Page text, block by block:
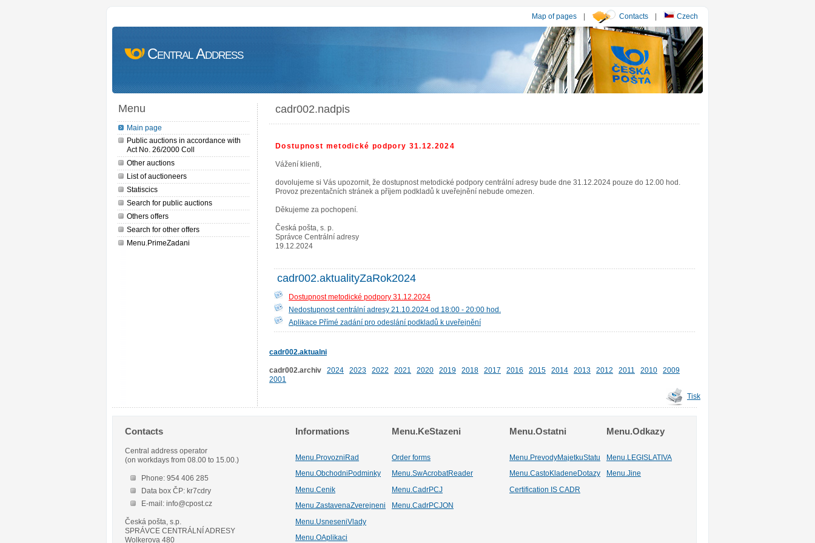
Map of pages | Contacts | Czech
Central Address
Menu
Main page
Public auctions in accordance with
Act No. 26/2000 Coll
Other auctions
List of auctioneers
Statiscics
Search for public auctions
Others offers
Search for other offers
Menu.PrimeZadani
cadr002.nadpis
Dostupnost metodické podpory 31.12.2024
Vážení klienti,
dovolujeme si Vás upozornit, že dostupnost metodické podpory centrální adresy bude dne 31.12.2024 pouze do 12.00 hod.
Provoz prezentačních stránek a příjem podkladů k uveřejnění nebude omezen.
Děkujeme za pochopení.
Česká pošta, s. p.
Správce Centrální adresy
19.12.2024
cadr002.aktualityZaRok2024
Dostupnost metodické podpory 31.12.2024
Nedostupnost centrální adresy 21.10.2024 od 18:00 - 20:00 hod.
Aplikace Přímé zadání pro odeslání podkladů k uveřejnění
cadr002.aktualni
cadr002.archiv 2024 2023 2022 2021 2020 2019 2018 2017 2016 2015 2014 2013 2012 2011 2010
2009
2001
Tisk
Contacts
Central address operator
(on workdays from 08.00 to 15.00.)
Phone: 954 406 285
Data box ČP: kr7cdry
E-mail: info@cpost.cz
Česká pošta, s.p.
SPRÁVCE CENTRÁLNÍ ADRESY
Wolkerova 480
Informations Menu.KeStazeni Menu.Ostatni Menu.Odkazy
Menu.ProvozniRad Order forms Menu.PrevodyMajetkuStatu
Menu.LEGISLATIVA
Menu.ObchodniPodminky
Menu.SwAcrobatReader Menu.CastoKladeneDotazy Menu.Jine
Menu.Cenik Menu.CadrPCJ
Certification IS CADR
Menu.ZastavenaZverejneni
Menu.CadrPCJON
Menu.UsneseniVlady
Menu.OAplikaci